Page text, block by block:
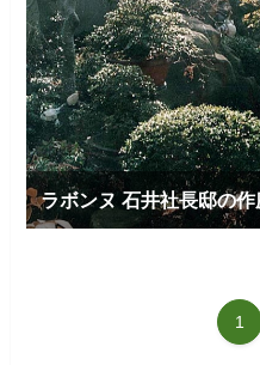
ラボンヌ 石井社長邸の作
1